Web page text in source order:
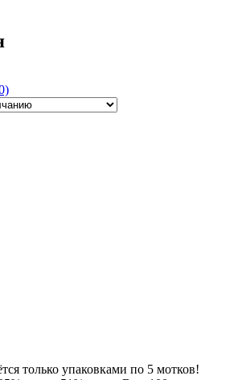
только упаковками по 5 мотков!